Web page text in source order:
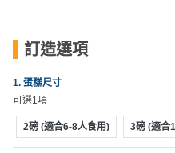
禮
訂
製
禮
拖
企
業/
會
需
軟
訂造選項
1. 蛋糕尺寸
可選1項
2磅 (適合6-8人食用) 3磅 (適合